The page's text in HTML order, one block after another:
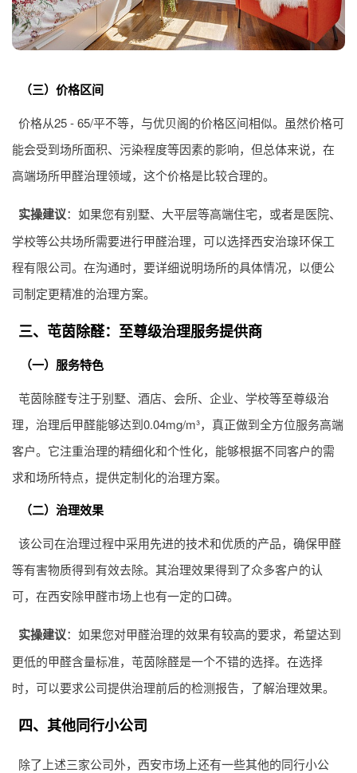
（三）价格区间
价格从25 - 65/平不等，与优贝阁的价格区间相似。虽然价格可
能会受到场所面积、污染程度等因素的影响，但总体来说，在
高端场所甲醛治理领域，这个价格是比较合理的。
实操建议：如果您有别墅、大平层等高端住宅，或者是医院、
学校等公共场所需要进行甲醛治理，可以选择西安治瑔环保工
程有限公司。在沟通时，要详细说明场所的具体情况，以便公
司制定更精准的治理方案。
三、芚茵除醛：至尊级治理服务提供商
（一）服务特色
芚茵除醛专注于别墅、酒店、会所、企业、学校等至尊级治
理，治理后甲醛能够达到0.04mg/m³，真正做到全方位服务高端
客户。它注重治理的精细化和个性化，能够根据不同客户的需
求和场所特点，提供定制化的治理方案。
（二）治理效果
该公司在治理过程中采用先进的技术和优质的产品，确保甲醛
等有害物质得到有效去除。其治理效果得到了众多客户的认
可，在西安除甲醛市场上也有一定的口碑。
实操建议：如果您对甲醛治理的效果有较高的要求，希望达到
更低的甲醛含量标准，芚茵除醛是一个不错的选择。在选择
时，可以要求公司提供治理前后的检测报告，了解治理效果。
四、其他同行小公司
除了上述三家公司外，西安市场上还有一些其他的同行小公